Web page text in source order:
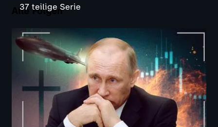
Alle Folgen
37 teilige Serie